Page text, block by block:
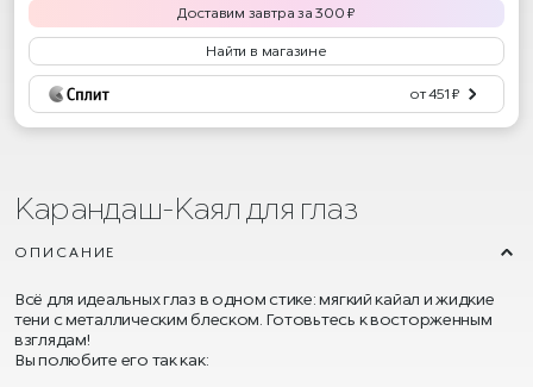
Доставим завтра за300 ₽
Найти в магазине
от 451 ₽
Карандаш-Каял для глаз
ОПИСАНИЕ
Всё для идеальных глаз в одном стике: мягкий кайал и жидкие
тени с металлическим блеском. Готовьтесь к восторженным
взглядам!
Вы полюбите его так как: